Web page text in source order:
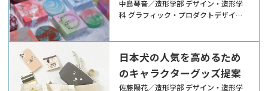
デザイン
中島琴音／造形学部 デザイン・造形学
科 グラフィック・プロダクトデザイン
日本犬の人気を高めるため
のキャラクターグッズ提案
佐藤陽花／造形学部 デザイン・造形学